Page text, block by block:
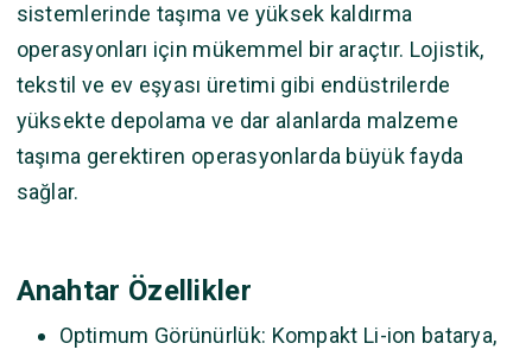
sistemlerinde taşıma ve yüksek kaldırma
operasyonları için mükemmel bir araçtır. Lojistik,
tekstil ve ev eşyası üretimi gibi endüstrilerde
yüksekte depolama ve dar alanlarda malzeme
taşıma gerektiren operasyonlarda büyük fayda
sağlar.
Anahtar Özellikler
Optimum Görünürlük: Kompakt Li-ion batarya,